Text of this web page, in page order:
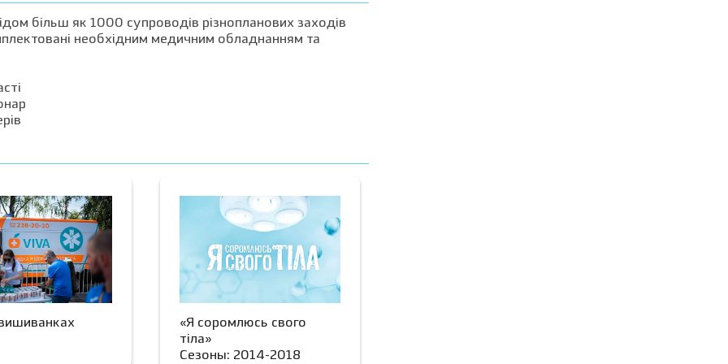
більш як 1000 супроводів різнопланових заходів
необхідним медичним обладнанням та
«Я соромлюсь свого
тіла»
Сезоны: 2014-2018